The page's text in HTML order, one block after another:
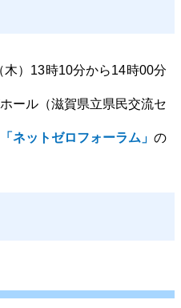
木）13時10分から14時00分
ール（滋賀県立県民交流セ
「ネットゼロフォーラム」 の